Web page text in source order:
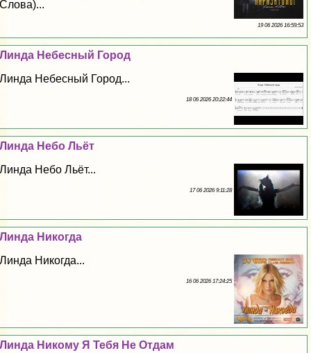
Слова)...
19 06 2026 16:59:53
Линда Небесный Город
Линда Небесный Город...
18 06 2026 20:22:44
Линда Небо Льёт
Линда Небо Льёт...
17 06 2026 9:11:28
Линда Никогда
Линда Никогда...
16 06 2026 17:24:25
Линда Никому Я Тебя Не Отдам